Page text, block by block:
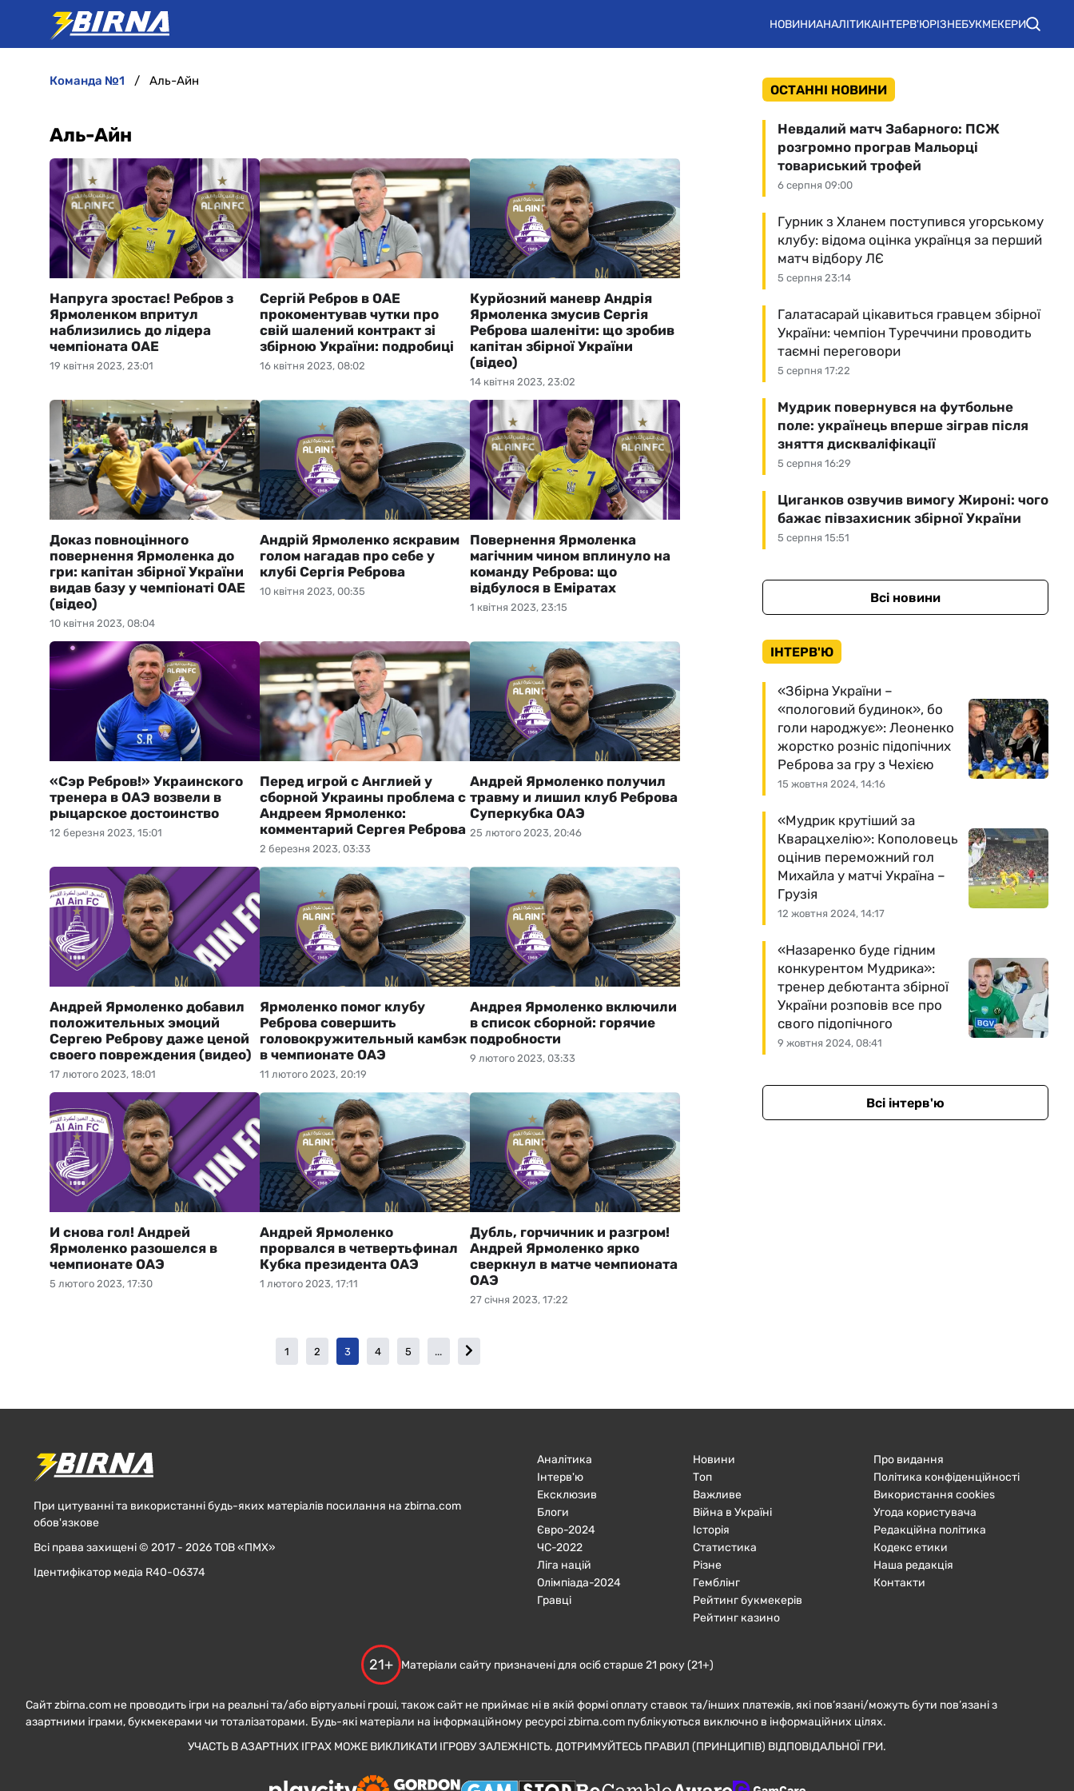
НОВИНИАНАЛІТИКАІНТЕРВ'ЮРІЗНЕБУКМЕКЕРИ
команда №1 Аль-Айн
Аль-Айн
19 квітня 2023, 23:01
Напруга зростає! Ребров з
Ярмоленком впритул
наблизились до лідера
чемпіоната ОАЕ
16 квітня 2023, 08:02
Сергій Ребров в ОАЕ
прокоментував чутки про
свій шалений контракт зі
збірною України: подробиці
14 квітня 2023, 23:02
Курйозний маневр Андрія
Ярмоленка змусив Сергія
Реброва шаленіти: що зробив
капітан збірної України
(відео)
10 квітня 2023, 08:04
Доказ повноцінного
повернення Ярмоленка до
гри: капітан збірної України
видав базу у чемпіонаті ОАЕ
(відео)
10 квітня 2023, 00:35
Андрій Ярмоленко яскравим
голом нагадав про себе у
клубі Сергія Реброва
1 квітня 2023, 23:15
Повернення Ярмоленка
магічним чином вплинуло на
команду Реброва: що
відбулося в Еміратах
12 березня 2023, 15:01
«Сэр Ребров!» Украинского
тренера в ОАЭ возвели в
рыцарское достоинство
2 березня 2023, 03:33
Перед игрой с Англией у
сборной Украины проблема с
Андреем Ярмоленко:
комментарий Сергея Реброва 25 лютого 2023, 20:46
Андрей Ярмоленко получил
травму и лишил клуб Реброва
Суперкубка ОАЭ
17 лютого 2023, 18:01
Андрей Ярмоленко добавил
положительных эмоций
Сергею Реброву даже ценой
своего повреждения (видео)
11 лютого 2023, 20:19
Ярмоленко помог клубу
Реброва совершить
головокружительный камбэк
в чемпионате ОАЭ
9 лютого 2023, 03:33
Андрея Ярмоленко включили
в список сборной: горячие
подробности
5 лютого 2023, 17:30
И снова гол! Андрей
Ярмоленко разошелся в
чемпионате ОАЭ
1 лютого 2023, 17:11
Андрей Ярмоленко
прорвался в четвертьфинал
Кубка президента ОАЭ
27 січня 2023, 17:22
Дубль, горчичник и разгром!
Андрей Ярмоленко ярко
сверкнул в матче чемпионата
ОАЭ
1 2 3 4 5 ...
ОСТАННІ НОВИНИ
6 серпня 09:00
Невдалий матч Забарного: ПСЖ
розгромно програв Мальорці
товариський трофей
5 серпня 23:14
Гурник з Хланем поступився угорському
клубу: відома оцінка українця за перший
матч відбору ЛЄ
5 серпня 17:22
Галатасарай цікавиться гравцем збірної
України: чемпіон Туреччини проводить
таємні переговори
5 серпня 16:29
Мудрик повернувся на футбольне
поле: українець вперше зіграв після
зняття дискваліфікації
5 серпня 15:51
Циганков озвучив вимогу Жироні: чого
бажає півзахисник збірної України
Всі новини
ІНТЕРВ'Ю
15 жовтня 2024, 14:16
«Збірна України –
«пологовий будинок», бо
голи народжує»: Леоненко
жорстко розніс підопічних
Реброва за гру з Чехією
12 жовтня 2024, 14:17
«Мудрик крутіший за
Кварацхелію»: Кополовець
оцінив переможний гол
Михайла у матчі Україна –
Грузія
9 жовтня 2024, 08:41
«Назаренко буде гідним
конкурентом Мудрика»:
тренер дебютанта збірної
України розповів все про
свого підопічного
Всі інтерв'ю
При цитуванні та використанні будь-яких матеріалів посилання на zbirna.com
обов'язкове
Всі права захищені © 2017 - 2026 ТОВ «ПМХ»
Ідентифікатор медіа R40-06374
Аналітика
Інтерв'ю
Ексклюзив
Блоги
Євро-2024
ЧC-2022
Ліга націй
Олімпіада-2024
Гравці
Новини
Топ
Важливе
Війна в Україні
Історія
Статистика
Різне
Гемблінг
Рейтинг букмекерів
Рейтинг казино
Про видання
Політика конфіденційності
Використання cookies
Угода користувача
Редакційна політика
Кодекс етики
Наша редакція
Контакти
21+ Матеріали сайту призначені для осіб старше 21 року (21+)
Сайт zbirna.com не проводить ігри на реальні та/або віртуальні гроші, також сайт не приймає ні в якій формі оплату ставок та/інших платежів, які пов’язані/можуть бути пов’язані з
азартними іграми, букмекерами чи тоталізаторами. Будь-які матеріали на інформаційному ресурсі zbirna.com публікуються виключно в інформаційних цілях.
УЧАСТЬ В АЗАРТНИХ ІГРАХ МОЖЕ ВИКЛИКАТИ ІГРОВУ ЗАЛЕЖНІСТЬ. ДОТРИМУЙТЕСЬ ПРАВИЛ (ПРИНЦИПІВ) ВІДПОВІДАЛЬНОЇ ГРИ.